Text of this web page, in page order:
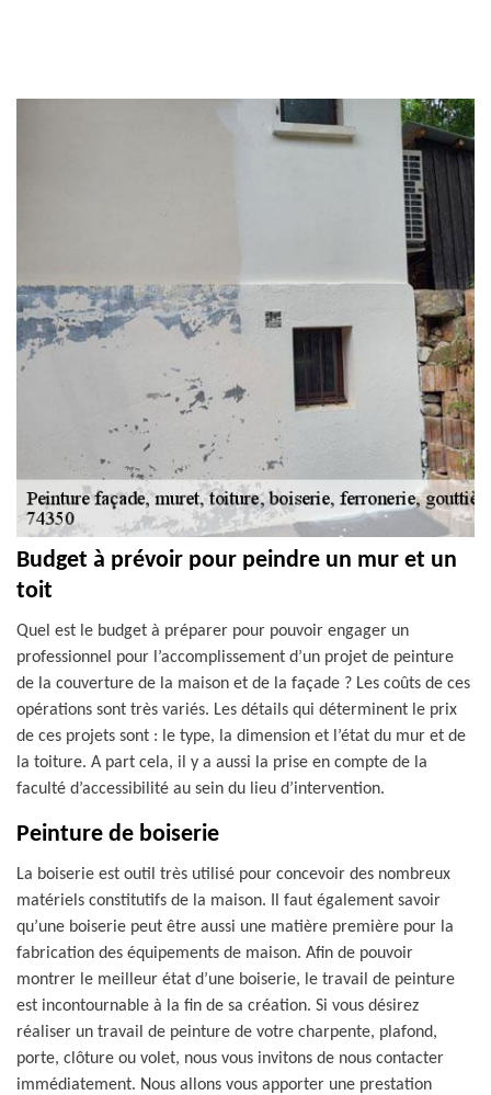
Budget à prévoir pour peindre un mur et un
toit
Quel est le budget à préparer pour pouvoir engager un
professionnel pour l’accomplissement d’un projet de peinture
de la couverture de la maison et de la façade ? Les coûts de ces
opérations sont très variés. Les détails qui déterminent le prix
de ces projets sont : le type, la dimension et l’état du mur et de
la toiture. A part cela, il y a aussi la prise en compte de la
faculté d’accessibilité au sein du lieu d’intervention.
Peinture de boiserie
La boiserie est outil très utilisé pour concevoir des nombreux
matériels constitutifs de la maison. Il faut également savoir
qu’une boiserie peut être aussi une matière première pour la
fabrication des équipements de maison. Afin de pouvoir
montrer le meilleur état d’une boiserie, le travail de peinture
est incontournable à la fin de sa création. Si vous désirez
réaliser un travail de peinture de votre charpente, plafond,
porte, clôture ou volet, nous vous invitons de nous contacter
immédiatement. Nous allons vous apporter une prestation